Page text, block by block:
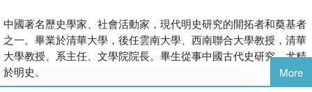
朱元璋收復了淪陷於外族四百多年的疆域，建立了漢族自主的
大帝國。他是大明帝國的主人，幾十個屬國和藩國的共主，被
後代人稱為「民族英雄」，也是有史以來權力最大、地位最
高、專制獨裁、缺乏人性的大皇帝。
中國著名歷史學家、社會活動家，現代明史研究的開拓者和奠基者
之一。畢業於清華大學，後任雲南大學、西南聯合大學教授，清華
大學教授、系主任、文學院院長。畢生從事中國古代史研究，尤精
於明史。
More